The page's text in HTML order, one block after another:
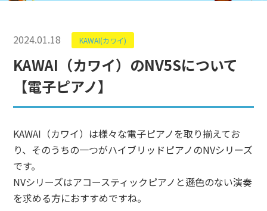
2024.01.18 KAWAI(カワイ)
KAWAI（カワイ）のNV5Sについて
【電子ピアノ】
KAWAI（カワイ）は様々な電子ピアノを取り揃えてお
り、そのうちの一つがハイブリッドピアノのNVシリーズ
です。
NVシリーズはアコースティックピアノと遜色のない演奏
を求める方におすすめですね。